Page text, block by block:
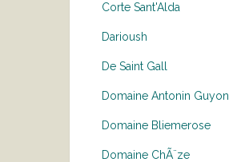
Corte Sant'Alda
Darioush
De Saint Gall
Domaine Antonin Guyon
Domaine Bliemerose
Domaine ChÃ¨ze